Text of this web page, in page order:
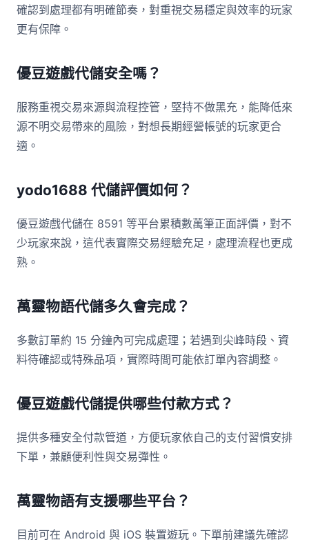
確認到處理都有明確節奏，對重視交易穩定與效率的玩家
更有保障。
優豆遊戲代儲安全嗎？
服務重視交易來源與流程控管，堅持不做黑充，能降低來
源不明交易帶來的風險，對想長期經營帳號的玩家更合
適。
yodo1688 代儲評價如何？
優豆遊戲代儲在 8591 等平台累積數萬筆正面評價，對不
少玩家來說，這代表實際交易經驗充足，處理流程也更成
熟。
萬靈物語代儲多久會完成？
多數訂單約 15 分鐘內可完成處理；若遇到尖峰時段、資
料待確認或特殊品項，實際時間可能依訂單內容調整。
優豆遊戲代儲提供哪些付款方式？
提供多種安全付款管道，方便玩家依自己的支付習慣安排
下單，兼顧便利性與交易彈性。
萬靈物語有支援哪些平台？
目前可在 Android 與 iOS 裝置遊玩。下單前建議先確認